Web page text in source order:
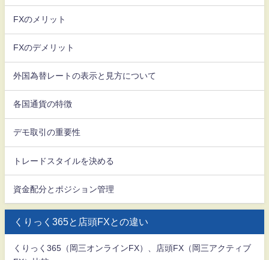
FXのメリット
FXのデメリット
外国為替レートの表示と見方について
各国通貨の特徴
デモ取引の重要性
トレードスタイルを決める
資金配分とポジション管理
くりっく365と店頭FXとの違い
くりっく365（岡三オンラインFX）、店頭FX（岡三アクティブ